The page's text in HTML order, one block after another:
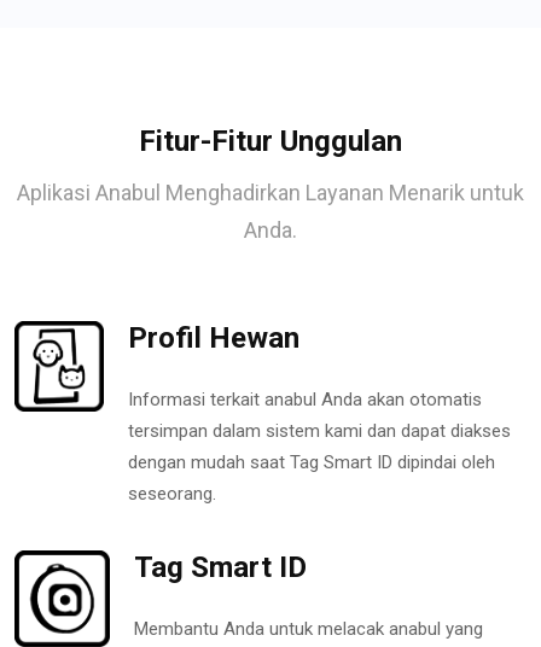
Fitur-Fitur Unggulan
Aplikasi Anabul Menghadirkan Layanan Menarik untuk
Anda.
Profil Hewan
Informasi terkait anabul Anda akan otomatis
tersimpan dalam sistem kami dan dapat diakses
dengan mudah saat Tag Smart ID dipindai oleh
seseorang.
Tag Smart ID
Membantu Anda untuk melacak anabul yang